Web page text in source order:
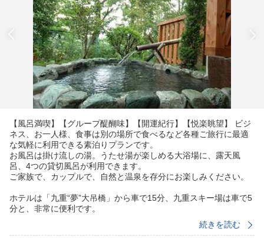
【風呂満喫】【グループ醍醐味】【開運紀行】【悦楽眺望】 ビジ
ネス、お一人様、食事は別の場所で食べるなど各種ご旅行に最適
な気軽に利用できる素泊りプランです。
お風呂は掛け流しの湯。うたせ湯が楽しめる大浴場に、露天風
呂、4つの貸切風呂が利用できます。
ご家族で、カップルで、自然と温泉を存分にお楽しみください。
ホテルは「九重“夢”大吊橋」から車で15分、九重スキー場は車で5
分と、非常に便利です。
まわりは緑にかこまれており、森林浴で心も体もリフレッシュで
続きを読む